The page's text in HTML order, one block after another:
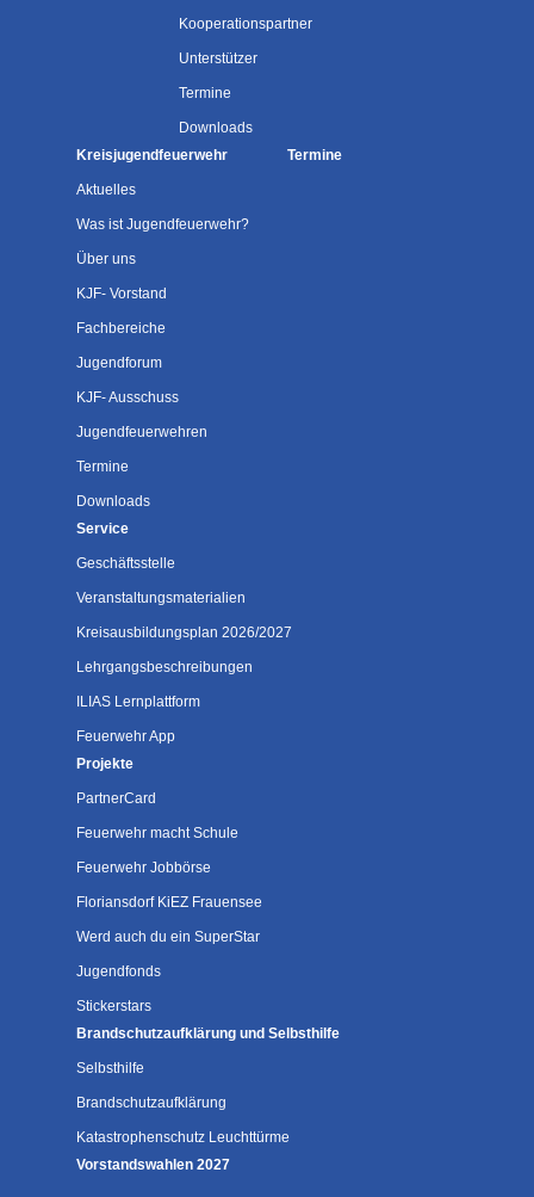
Kooperationspartner
Unterstützer
Termine
Downloads
Kreisjugendfeuerwehr
Aktuelles
Was ist Jugendfeuerwehr?
Über uns
KJF- Vorstand
Fachbereiche
Jugendforum
KJF- Ausschuss
Jugendfeuerwehren
Termine
Downloads
Termine
Service
Geschäftsstelle
Veranstaltungsmaterialien
Kreisausbildungsplan 2026/2027
Lehrgangsbeschreibungen
ILIAS Lernplattform
Feuerwehr App
Projekte
PartnerCard
Feuerwehr macht Schule
Feuerwehr Jobbörse
Floriansdorf KiEZ Frauensee
Werd auch du ein SuperStar
Jugendfonds
Stickerstars
Brandschutzaufklärung und Selbsthilfe
Selbsthilfe
Brandschutzaufklärung
Katastrophenschutz Leuchttürme
Vorstandswahlen 2027